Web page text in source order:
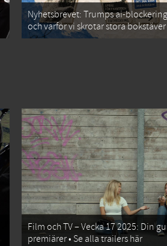
Nyhetsbrevet: Trumps ai-
och varför vi skrotar stora bokstäver
Film och TV – Vecka 17 2025: Din
premiärer • Se alla trailers här